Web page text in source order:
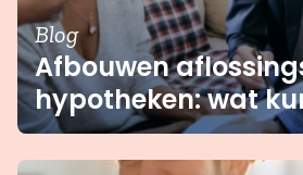
Blog
Afbouwen
hypotheken: wat